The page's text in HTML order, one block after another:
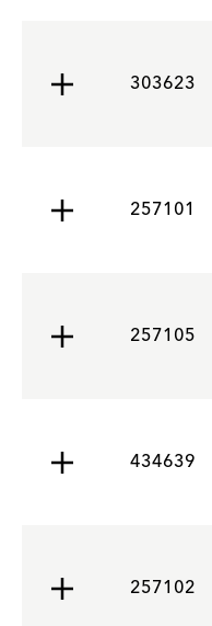
303623
257101
257105
434639
257102